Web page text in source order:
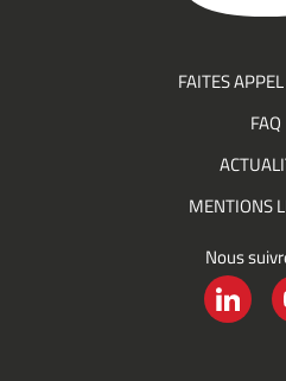
FAITES
FAQ
MENTIONS
Nous